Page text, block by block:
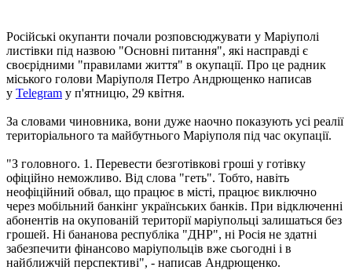
Російські окупанти почали розповсюджувати у Маріуполі
листівки під назвою "Основні питання", які насправді є
своєрідними "правилами життя" в окупації. Про це радник
міського голови Маріуполя Петро Андрющенко написав
у Telegram у п'ятницю, 29 квітня.
За словами чиновника, вони дуже наочно показують усі реалії
територіального та майбутнього Маріуполя під час окупації.
"З головного. 1. Перевести безготівкові гроші у готівку
офіційно неможливо. Від слова "геть". Тобто, навіть
неофіційний обвал, що працює в місті, працює виключно
через мобільний банкінг українських банків. При відключенні
абонентів на окупованій території маріупольці залишаться без
грошей. Ні бананова республіка "ДНР", ні Росія не здатні
забезпечити фінансово маріупольців вже сьогодні і в
найближчій перспективі", - написав Андрющенко.